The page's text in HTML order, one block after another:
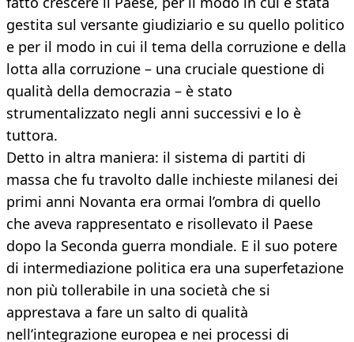
gestita sul versante giudiziario e su quello politico
e per il modo in cui il tema della corruzione e della
lotta alla corruzione – una cruciale questione di
qualità della democrazia – è stato
strumentalizzato negli anni successivi e lo è
tuttora.
Detto in altra maniera: il sistema di partiti di
massa che fu travolto dalle inchieste milanesi dei
primi anni Novanta era ormai l’ombra di quello
che aveva rappresentato e risollevato il Paese
dopo la Seconda guerra mondiale. E il suo potere
di intermediazione politica era una superfetazione
non più tollerabile in una società che si
apprestava a fare un salto di qualità
nell’integrazione europea e nei processi di